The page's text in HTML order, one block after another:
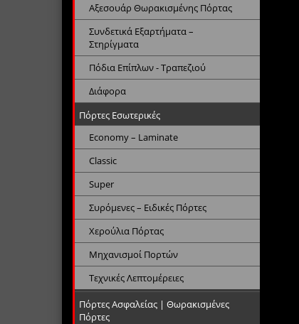
Αξεσουάρ Θωρακισμένης Πόρτας
Συνδετικά Εξαρτήματα –
Στηρίγματα
Πόδια Επίπλων - Τραπεζιού
Διάφορα
Πόρτες Εσωτερικές
Economy – Laminate
Classic
Super
Συρόμενες – Ειδικές Πόρτες
Χερούλια Πόρτας
Μηχανισμοί Πορτών
Τεχνικές Λεπτομέρειες
Πόρτες Ασφαλείας | Θωρακισμένες
Πόρτες